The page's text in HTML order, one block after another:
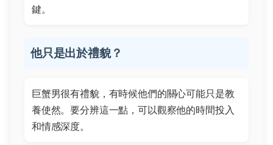
鍵。
他只是出於禮貌？
巨蟹男很有禮貌，有時候他們的關心可能只是教
養使然。要分辨這一點，可以觀察他的時間投入
和情感深度。